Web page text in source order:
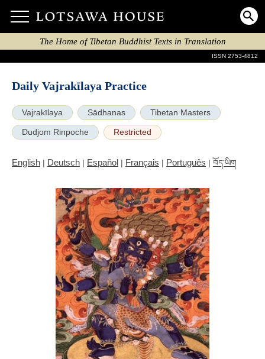
The Home of Tibetan Buddhist Texts in Translation
ISSN 2753-4812
Daily Vajrakīlaya Practice
Vajrakīlaya Sādhanas Tibetan Masters
Dudjom Rinpoche Restricted
English | Deutsch | Español | Français | Português | བོད་ཡིག